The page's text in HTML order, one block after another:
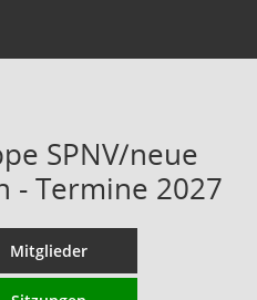
SPNV/neue
- Termine 2027
Mitglieder